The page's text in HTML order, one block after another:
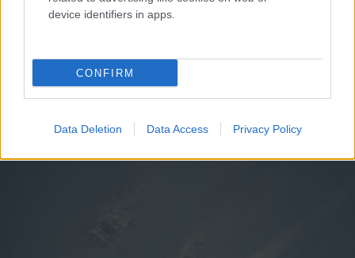
device identifiers in apps.
CONFIRM
Data Deletion Data Access Privacy Policy
FLASH FOCUS